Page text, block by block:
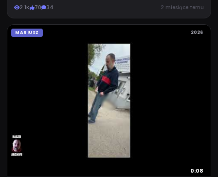
2.1K
70 34 2 miesiące temu
0:08
MARIUSZ 2026